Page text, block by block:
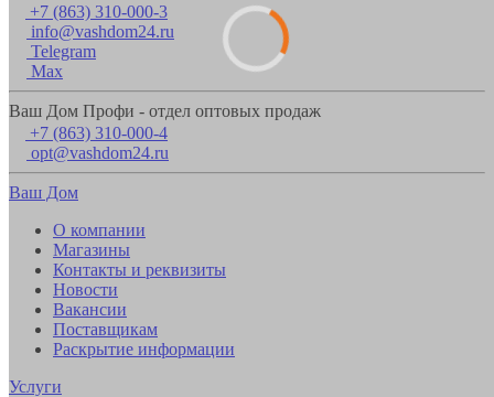
+7 (863) 310-000-3
info@vashdom24.ru
Telegram
Max
Ваш Дом Профи - отдел оптовых продаж
+7 (863) 310-000-4
opt@vashdom24.ru
Ваш Дом
О компании
Магазины
Контакты и реквизиты
Новости
Вакансии
Поставщикам
Раскрытие информации
Услуги